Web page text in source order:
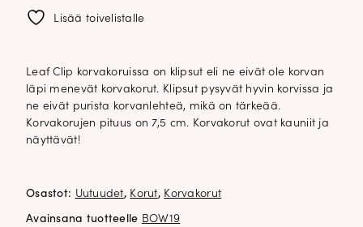
Lisää toivelistalle
Leaf Clip korvakoruissa on klipsut eli ne eivät ole korvan
läpi menevät korvakorut. Klipsut pysyvät hyvin korvissa ja
ne eivät purista korvanlehteä, mikä on tärkeää.
Korvakorujen pituus on 7,5 cm. Korvakorut ovat kauniit ja
näyttävät!
Osastot: Uutuudet, Korut, Korvakorut
Avainsana tuotteelle BOW19